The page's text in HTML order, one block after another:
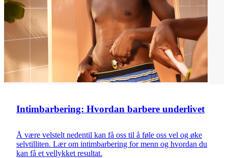
Intimbarbering: Hvordan barbere underlivet
Å være velstelt nedentil kan få oss til å føle oss vel og øke
selvtilliten. Lær om intimbarbering for menn og hvordan du
kan få et vellykket resultat.